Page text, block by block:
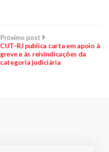
Próximo post Próximo
post:
CUT-RJ publica carta em apoio à
greve e às reivindicações da
categoria judiciária